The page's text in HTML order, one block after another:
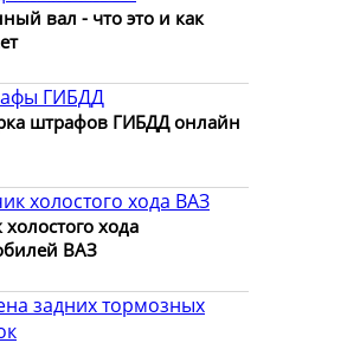
вал - что это и как
штрафов ГИБДД онлайн
хода
ВАЗ